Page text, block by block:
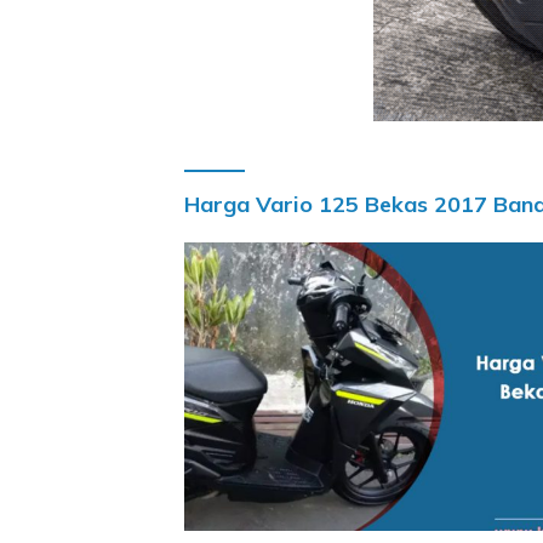
Harga Vario 125 Bekas 2017